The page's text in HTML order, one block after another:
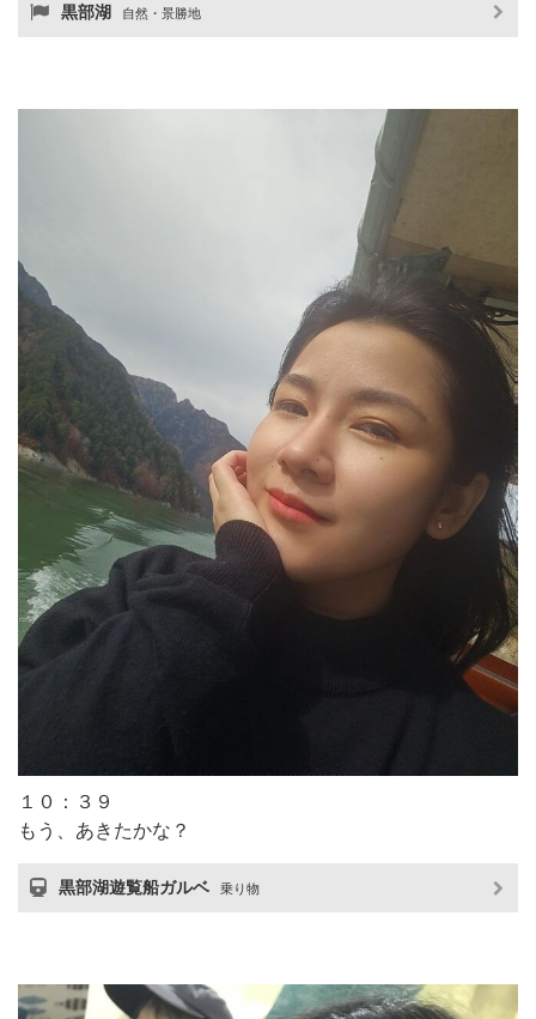
黒部湖 自然・景勝地
１０：３９
もう、あきたかな？
黒部湖遊覧船ガルベ 乗り物